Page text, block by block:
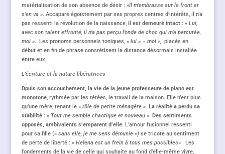
matérialisation de son absence de désir : »Il m’embrasse sur le front et
s’en va ». Accaparé égoïstement par ses propres centres d’intérêts, il n’a
pas ressenti la révolution de la naissance, il est demeuré intact : « Lui,
avec son talent effronté, il n’a pas perçu l’onde de choc qui m’a percutée,
moi ». Les pronoms personnels toniques, « lui », « moi », placés en
début et en fin de phrase concrétisent la distance désormais installée
entre eux.
L’écriture et la nature libératrices
Dpuis son accouchement, la vie de la jeune professeure de piano est
monotone, rythmée par les tétées, le travail de la maison. Elle n’est plus
qu’une mère, tenant le « rôle de petite ménagère ». La réalité a perdu sa
stabilité: « Tout me semble chaotique et nouveau ». Des sentiments
opposés, ambivalents s’emparent d’elle. L’amour fusionnel ressenti
pour sa fille (« sans elle, je me sens démunie ») se tricote au sentiment
de perte de liberté : « Helena est un frein à tous mes possibles« . Les
fondements de la vie de celle qui souhaite au fond d’elle-même vivre,